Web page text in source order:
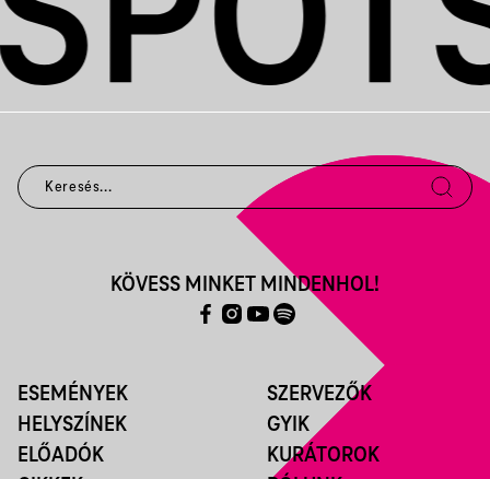
ESEMÉNYEK
HELYSZÍNEK
ELŐADÓK
SZERVEZŐK
GYIK
KURÁTOROK
KÖVESS MINKET MINDENHOL!